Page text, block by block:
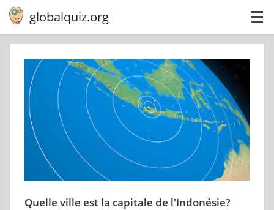
globalquiz.org
Quelle ville est la capitale de l'Indonésie?